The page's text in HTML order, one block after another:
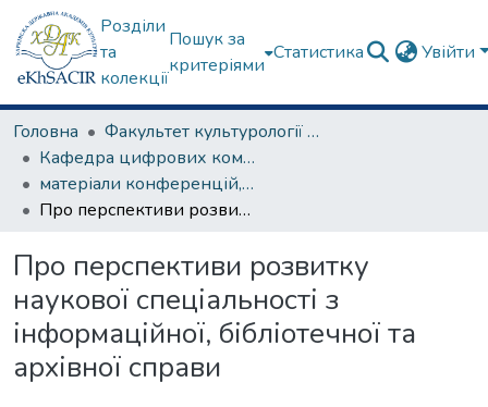
Розділи
та
колекції
Пошук за
критеріями
Статистика Увійти
Головна
Факультет культурології та соціальних комунікацій
Кафедра цифрових комунікацій та інформаційних технологій
матеріали конференцій, семінарів, круглих столів та ін.
Про перспективи розвитку наукової спеціальності з інформаційної, бібліотечної та архівної справи
Про перспективи розвитку
наукової спеціальності з
інформаційної, бібліотечної та
архівної справи